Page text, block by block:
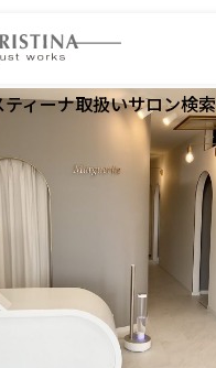
について
メント
ィーナ取扱いサロン検索